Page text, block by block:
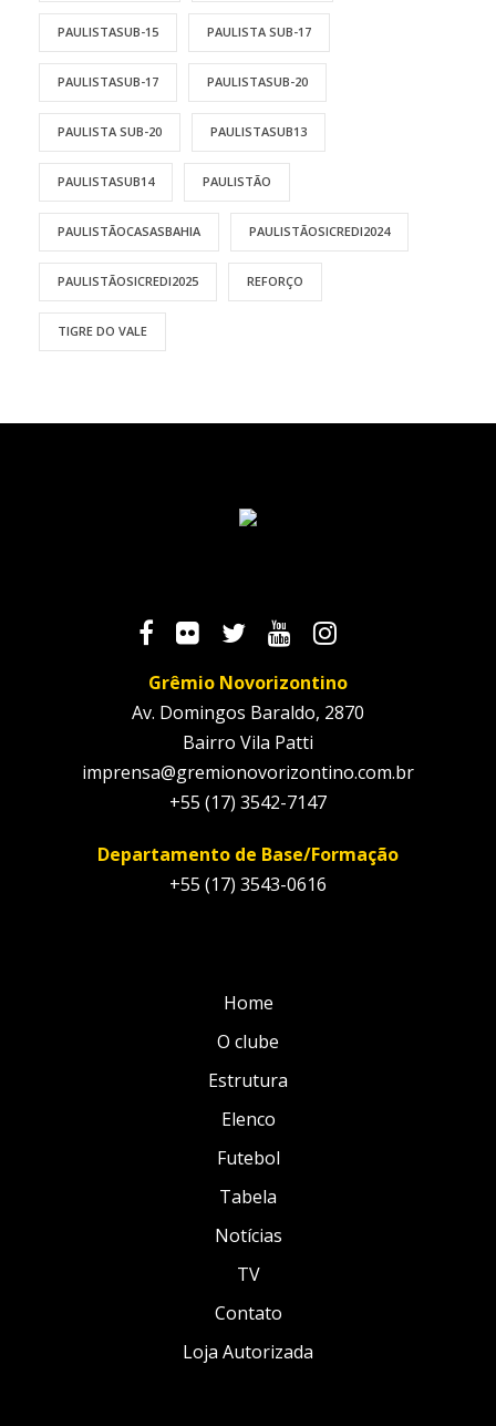
PAULISTASUB-15 PAULISTA SUB-17
PAULISTASUB-17 PAULISTASUB-20
PAULISTA SUB-20 PAULISTASUB13
PAULISTASUB14 PAULISTÃO
PAULISTÃOCASASBAHIA PAULISTÃOSICREDI2024
PAULISTÃOSICREDI2025 REFORÇO
TIGRE DO VALE
Grêmio Novorizontino
Av. Domingos Baraldo, 2870
Bairro Vila Patti
imprensa@gremionovorizontino.com.br
+55 (17) 3542-7147
Departamento de Base/Formação
+55 (17) 3543-0616
Home
O clube
Estrutura
Elenco
Futebol
Tabela
Notícias
TV
Contato
Loja Autorizada